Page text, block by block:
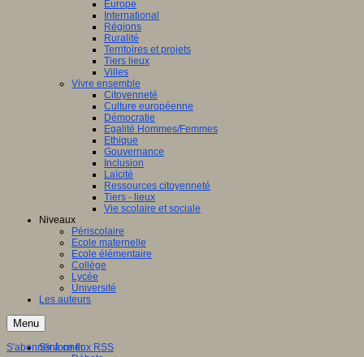
Europe
International
Régions
Ruralité
Territoires et projets
Tiers lieux
Villes
Vivre ensemble
Citoyenneté
Culture européenne
Démocratie
Egalité Hommes/Femmes
Ethique
Gouvernance
Inclusion
Laïcité
Ressources citoyenneté
Tiers - lieux
Vie scolaire et sociale
Niveaux
Périscolaire
Ecole maternelle
Ecole élémentaire
Collège
Lycée
Université
Les auteurs
Menu
S'informer
S'abonner à ce flux RSS